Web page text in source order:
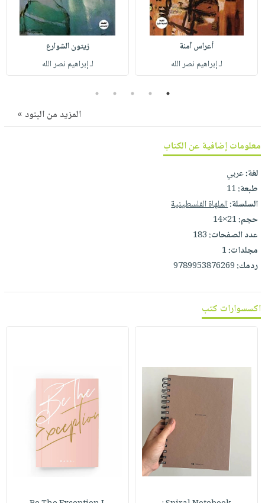
أعراس آمنة
لـ إبراهيم نصر الله
زيتون الشوارع
لـ إبراهيم نصر الله
1
2
3
4
5
المزيد من البنود »
معلومات إضافية عن الكتاب
لغة:عربي
طبعة:11
السلسلة:الملهاة الفلسطينية
حجم:21×14
عدد الصفحات:183
مجلدات:1
ردمك:9789953876269
اكسسوارات كتب